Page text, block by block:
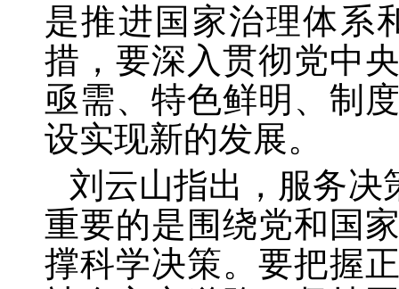
是推进国家治理体系
措，要深入贯彻党中
亟需、特色鲜明、制
设实现新的发展。
刘云山指出，服务决
重要的是围绕党和国
撑科学决策。要把握